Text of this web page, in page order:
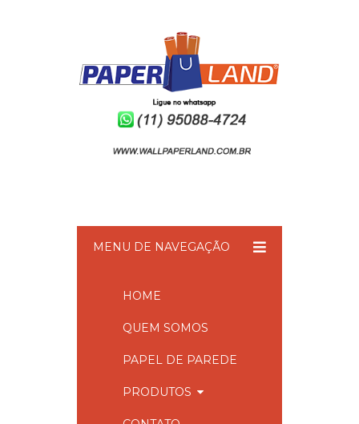
MENU DE NAVEGAÇÃO
HOME
QUEM SOMOS
PAPEL DE PAREDE
PRODUTOS